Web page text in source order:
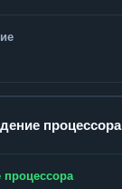
процессора